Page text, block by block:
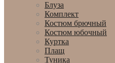
Блуза
Комплект
Костюм брючный
Костюм юбочный
Куртка
Плащ
Туника